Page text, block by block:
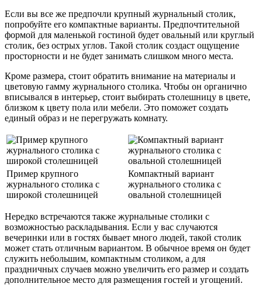
Если вы все же предпочли крупный журнальный столик,
попробуйте его компактные варианты. Предпочтительной
формой для маленькой гостиной будет овальный или круглый
столик, без острых углов. Такой столик создаст ощущение
просторности и не будет занимать слишком много места.
Кроме размера, стоит обратить внимание на материалы и
цветовую гамму журнального столика. Чтобы он органично
вписывался в интерьер, стоит выбирать столешницу в цвете,
близком к цвету пола или мебели. Это поможет создать
единый образ и не перегружать комнату.
Пример крупного
журнального столика с
широкой столешницей
Компактный вариант
журнального столика с
овальной столешницей
Нередко встречаются также журнальные столики с
возможностью раскладывания. Если у вас случаются
вечеринки или в гостях бывает много людей, такой столик
может стать отличным вариантом. В обычное время он будет
служить небольшим, компактным столиком, а для
праздничных случаев можно увеличить его размер и создать
дополнительное место для размещения гостей и угощений.